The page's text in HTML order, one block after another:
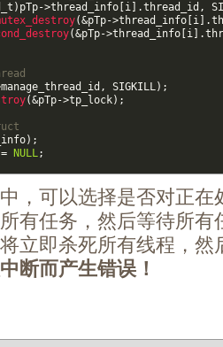
) pTp->thread_info i .thread_id ,
(&pTp->thread_info i .
(&pTp->thread_info i .
manage_thread_id , SIGKILL) ;
(&pTp->tp_lock) ;
) ;
= NULL;
，可以选择是否对正在
有任务，然后等待所有
立即杀死所有线程，然
断而产生错误！